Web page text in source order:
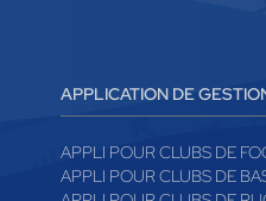
APPLICATION DE
APPLI POUR CLUBS DE
APPLI POUR CLUBS DE